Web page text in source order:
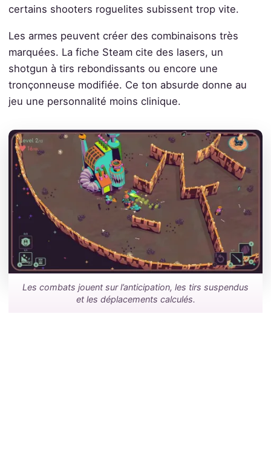
certains shooters roguelites subissent trop vite.
Les armes peuvent créer des combinaisons très
marquées. La fiche Steam cite des lasers, un
shotgun à tirs rebondissants ou encore une
tronçonneuse modifiée. Ce ton absurde donne au
jeu une personnalité moins clinique.
Les combats jouent sur l’anticipation, les tirs suspendus
et les déplacements calculés.